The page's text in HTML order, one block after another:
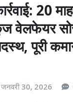
20
वेलफेयर
पूरी
जनवरी 30, 2026